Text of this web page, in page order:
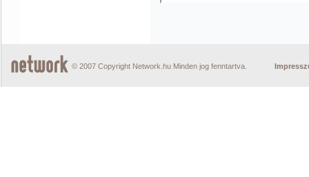
© 2007 Copyright Network.hu Minden jog fenntartva.